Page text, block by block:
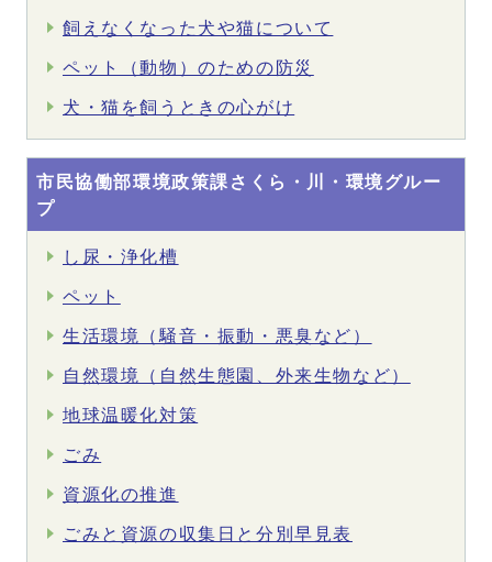
飼えなくなった犬や猫について
ペット（動物）のための防災
犬・猫を飼うときの心がけ
市民協働部環境政策課さくら・川・環境グルー
プ
し尿・浄化槽
ペット
生活環境（騒音・振動・悪臭など）
自然環境（自然生態園、外来生物など）
地球温暖化対策
ごみ
資源化の推進
ごみと資源の収集日と分別早見表